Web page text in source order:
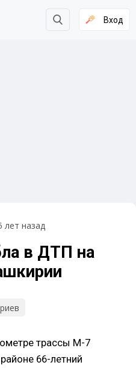
Вход
лет назад
в ДТП на
трассы М-7
66-летний